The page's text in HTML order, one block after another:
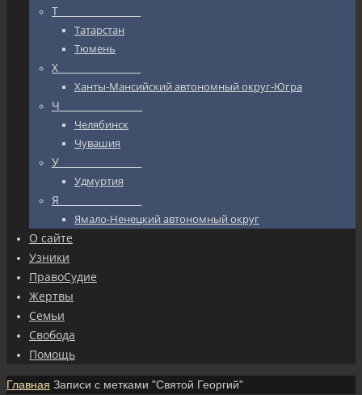
Т_________________
Татарстан
Тюмень
Х_________________
Ханты-Мансийский автономный округ-Югра
Ч_________________
Челябинск
Чувашия
У_________________
Удмуртия
Я_________________
Ямало-Ненецкий автономный округ
О сайте
Узники
ПравоСудие
Жертвы
Семьи
Свобода
Помощь
Главная Записи с метками "Святой Георгий"